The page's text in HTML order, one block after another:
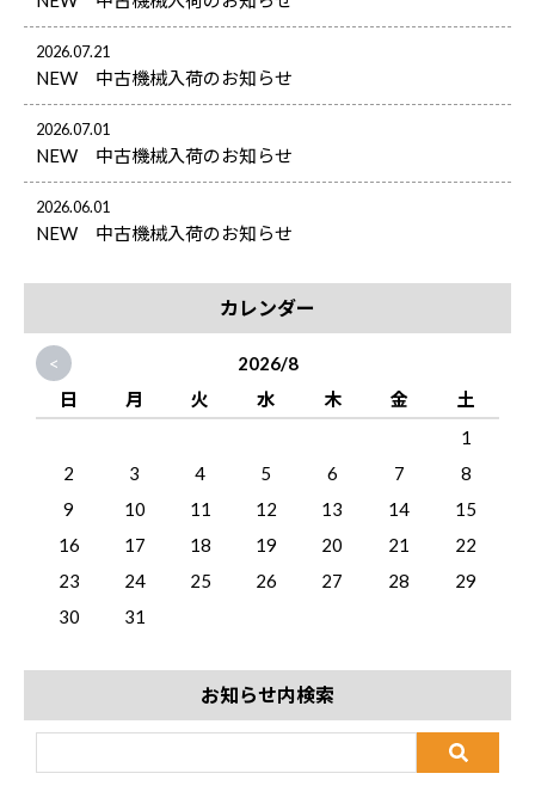
2026.07.21
NEW 中古機械入荷のお知らせ
2026.07.01
NEW 中古機械入荷のお知らせ
2026.06.01
NEW 中古機械入荷のお知らせ
カレンダー
<
2026/8
日
月 火 水 木 金
土
1
2
3 4 5 6 7
8
9
10 11 12 13 14
15
16
17 18 19 20 21
22
23
24 25 26 27 28
29
30
31
お知らせ内検索